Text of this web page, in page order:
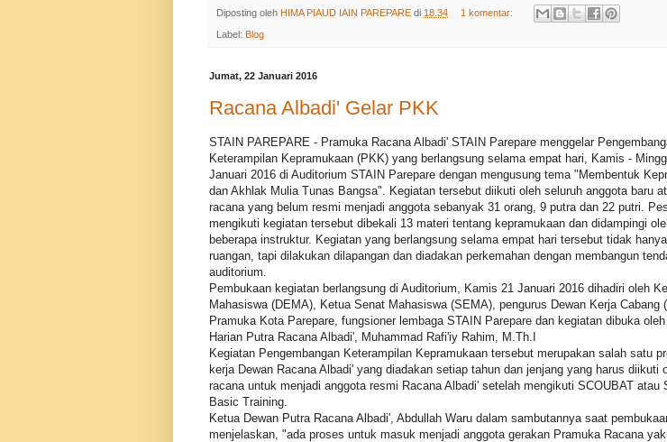
Diposting oleh HIMA PIAUD IAIN PAREPARE di 18.34 1 komentar:
Label: Blog
Jumat, 22 Januari 2016
Racana Albadi' Gelar PKK
STAIN PAREPARE - Pramuka Racana Albadi' STAIN Parepare menggelar
Keterampilan Kepramukaan (PKK) yang berlangsung selama empat hari, Kamis -
Januari 2016 di Auditorium STAIN Parepare dengan mengusung tema "Membentuk
dan Akhlak Mulia Tunas Bangsa". Kegiatan tersebut diikuti oleh seluruh anggota baru
racana yang belum resmi menjadi anggota sebanyak 31 orang, 9 putra dan 22 putri.
mengikuti kegiatan tersebut dibekali 13 materi tentang kepramukaan dan didampingi
beberapa instruktur. Kegiatan yang berlangsung selama empat hari tersebut tidak
ruangan, tapi dilakukan dilapangan dan diadakan perkemahan dengan membangun
auditorium.
Pembukaan kegiatan berlangsung di Auditorium, Kamis 21 Januari 2016 dihadiri oleh
Mahasiswa (DEMA), Ketua Senat Mahasiswa (SEMA), pengurus Dewan Kerja Cabang
Pramuka Kota Parepare, fungsioner lembaga STAIN Parepare dan kegiatan dibuka
Harian Putra Racana Albadi', Muhammad Rafi'iy Rahim, M.Th.I
Kegiatan Pengembangan Keterampilan Kepramukaan tersebut merupakan salah satu
kerja Dewan Racana Albadi' yang diadakan setiap tahun dan jenjang yang harus diikuti
racana untuk menjadi anggota resmi Racana Albadi' setelah mengikuti SCOUBAT atau
Basic Training.
Ketua Dewan Putra Racana Albadi', Abdullah Waru dalam sambutannya saat
menjelaskan, "ada proses untuk masuk menjadi anggota gerakan Pramuka Racana